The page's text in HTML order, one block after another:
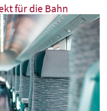
für die Bahn